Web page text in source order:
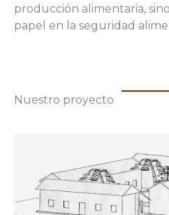
producción alimentaria,
papel en la seguridad
Nuestro proyecto